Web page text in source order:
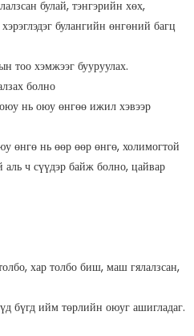
булай, тэнгэрийн хөх,
булангийн өнгөний багц
тоо хэмжээг бууруулах.
болно
нь оюу өнгөө ижил хэвээр
өнгө нь өөр өөр өнгө, холимогтой
ч сүүдэр байж болно, цайвар
хар толбо биш, маш гялалзсан,
бүгд ийм төрлийн оюуг ашигладаг.